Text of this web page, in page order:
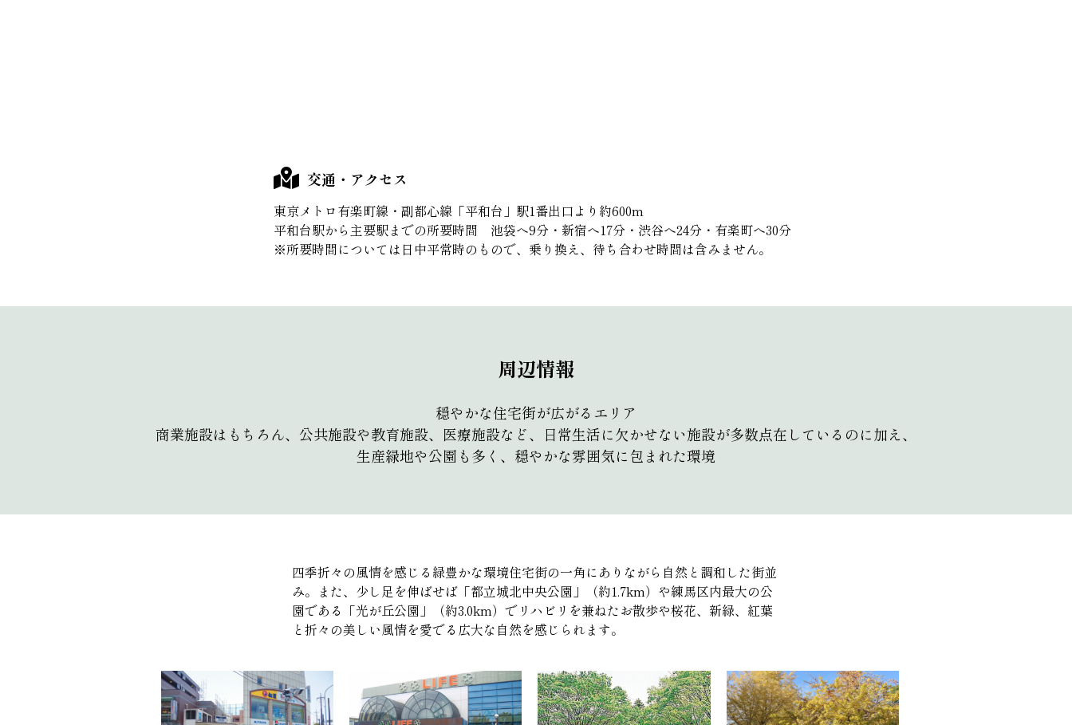
交通・アクセス
東京メトロ有楽町線・副都心線「平和台」駅1番出口より約600m
平和台駅から主要駅までの所要時間 池袋へ9分・新宿へ17分・渋谷へ24分・有楽町へ30分
※所要時間については日中平常時のもので、乗り換え、待ち合わせ時間は含みません。
周辺情報
穏やかな住宅街が広がるエリア
商業施設はもちろん、公共施設や教育施設、医療施設など、日常生活に欠かせない施設が多数点在しているのに加え、
生産緑地や公園も多く、穏やかな雰囲気に包まれた環境
四季折々の風情を感じる緑豊かな環境住宅街の一角にありながら自然と調和した街並
み。また、少し足を伸ばせば「都立城北中央公園」（約1.7km）や練馬区内最大の公
園である「光が丘公園」（約3.0km）でリハビリを兼ねたお散歩や桜花、新緑、紅葉
と折々の美しい風情を愛でる広大な自然を感じられます。